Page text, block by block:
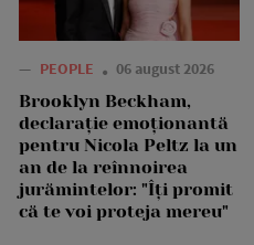
— PEOPLE 06 august 2026
Brooklyn Beckham,
declarație emoționantă
pentru Nicola Peltz la un
an de la reînnoirea
jurămintelor: "Îți promit
că te voi proteja mereu"